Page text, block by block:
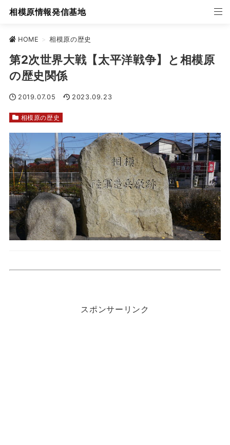
相模原情報発信基地
HOME > 相模原の歴史
第2次世界大戦【太平洋戦争】と相模原
の歴史関係
2019.07.05 2023.09.23
相模原の歴史
スポンサーリンク